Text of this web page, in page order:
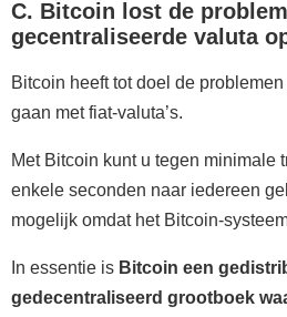
C. Bitcoin lost de
gecentraliseerde valuta
Bitcoin heeft tot doel de
gaan met fiat-valuta’s.
Met Bitcoin kunt u tegen minimale
enkele seconden naar iedereen
mogelijk omdat het Bitcoin-
In essentie is Bitcoin een
gedecentraliseerd grootboek